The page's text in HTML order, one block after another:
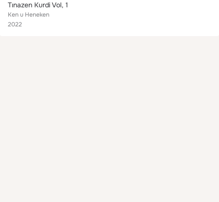
Tınazen Kurdi Vol, 1
Ken u Heneken
2022